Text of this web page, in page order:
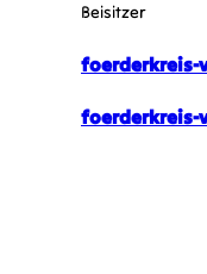
Beisitzer
foerderkreis-
foerderkreis-